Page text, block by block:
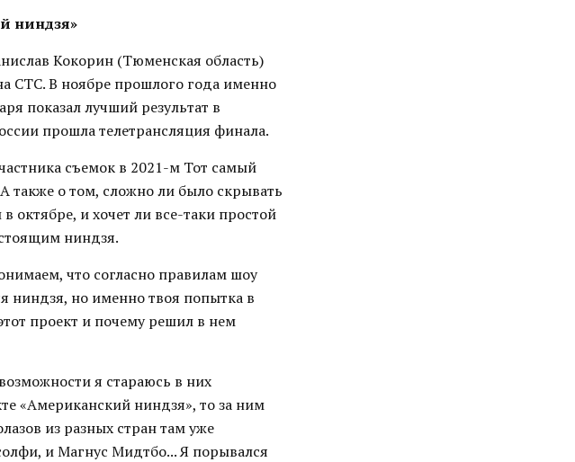
ниндзя»
Кокорин (Тюменская область)
СТС. В ноябре прошлого года именно
показал лучший результат в
прошла телетрансляция финала.
съемок в 2021-м Тот самый
также о том, сложно ли было скрывать
октябре, и хочет ли все-таки простой
ниндзя.
что согласно правилам шоу
ниндзя, но именно твоя попытка в
проект и почему решил в нем
я стараюсь в них
«Американский ниндзя», то за ним
из разных стран там уже
и Магнус Мидтбо... Я порывался